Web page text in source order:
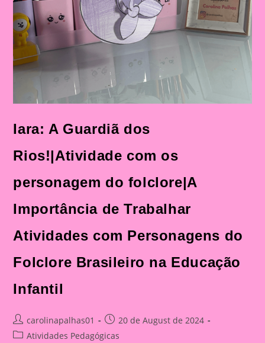
Iara: A Guardiã dos
Rios!|Atividade com os
personagem do folclore|A
Importância de Trabalhar
Atividades com Personagens do
Folclore Brasileiro na Educação
Infantil
Post
author:
carolinapalhas01
Post
published:
20 de August de 2024
PostAtividades Pedagógicas